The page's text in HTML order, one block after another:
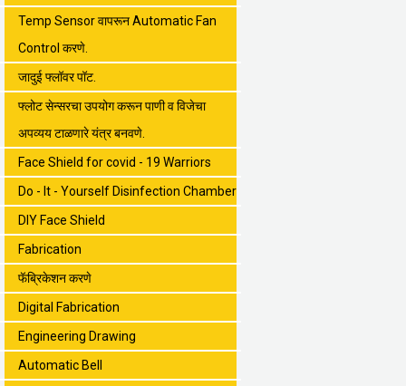
Temp Sensor वापरून Automatic Fan
Control करणे.
जादुई फ्लॉवर पॉट.
फ्लोट सेन्सरचा उपयोग करून पाणी व विजेचा
अपव्यय टाळणारे यंत्र बनवणे.
Face Shield for covid - 19 Warriors
Do - It - Yourself Disinfection Chamber
DIY Face Shield
Fabrication
फॅब्रिकेशन करणे
Digital Fabrication
Engineering Drawing
Automatic Bell